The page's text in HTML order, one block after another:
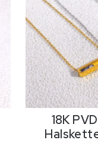
Edelstahl